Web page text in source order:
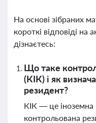
На основі зібраних
короткі відповіді на
дізнаєтесь:
Що таке
(КІК) і як
резидент?
КІК — це
контрольована